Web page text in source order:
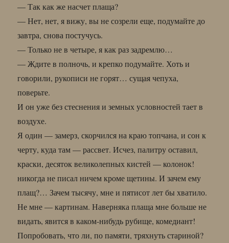
— Так как же насчет плаща?
— Нет, нет, я вижу, вы не созрели еще, подумайте до
завтра, снова постучусь.
— Только не в четыре, я как раз задремлю…
— Ждите в полночь, и крепко подумайте. Хоть и
говорили, рукописи не горят… сущая чепуха,
поверьте.
И он уже без стеснения и земных условностей тает в
воздухе.
Я один — замерз, скорчился на краю топчана, и сон к
черту, куда там — рассвет. Исчез, палитру оставил,
краски, десяток великолепных кистей — колонок!
никогда не писал ничем кроме щетины. И зачем ему
плащ?… Зачем тысячу, мне и пятисот лет бы хватило.
Не мне — картинам. Наверняка плаща мне больше не
видать, явится в каком-нибудь рубище, комедиант!
Попробовать, что ли, по памяти, тряхнуть стариной?